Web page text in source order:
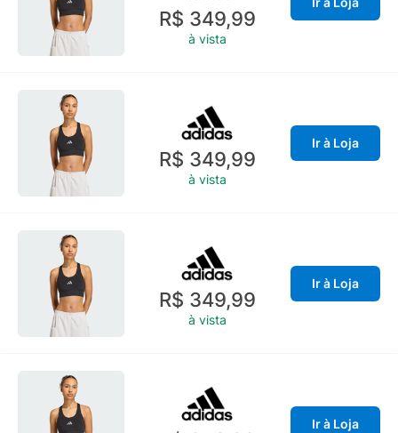
R$ 349,99
à vista
R$ 349,99
à vista
Ir à Loja
R$ 349,99
à vista
Ir à Loja
Ir à Loja